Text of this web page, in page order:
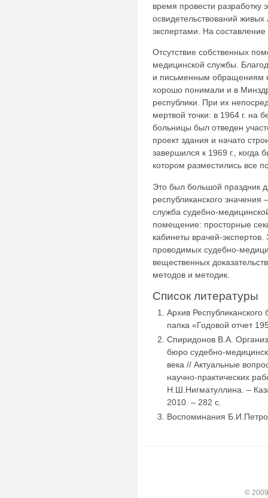
время провести разработку
освидетельствований
экспертами. На
Отсутствие собственных
медицинской службы.
и письменным обращениям
хорошо понимали и в
республики. При их
мертвой точки: в 1964 г. на
больницы был отведен
проект здания и начато
завершился к 1969 г., когда
котором разместились все
Это был большой праздник
республиканского
служба судебно-
помещение: просторные
кабинеты врачей-
проводимых судебно-
вещественных
методов и методик.
Список литературы
Архив
папка «Годовой отчет
Спиридонов В.А.
бюро судебно-
века // Актуальные
научно-практических
Н.Ш.Нигматуллина. –
2010. – 282 с.
Воспоминания
©